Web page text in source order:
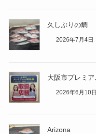
久しぶりの鯛
2026年7月4日
大阪市プレミ
2026年6月10日
Arizona